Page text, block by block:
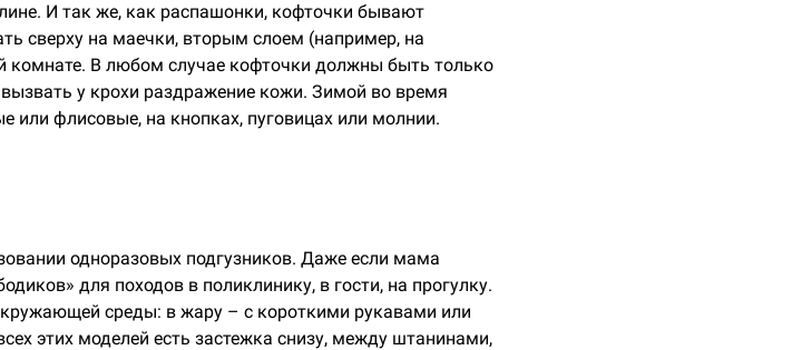
И так же, как распашонки, кофточки бывают
сверху на маечки, вторым слоем (например, на
комнате. В любом случае кофточки должны быть только
у крохи раздражение кожи. Зимой во время
или флисовые, на кнопках, пуговицах или молнии.
одноразовых подгузников. Даже если мама
для походов в поликлинику, в гости, на прогулку.
среды: в жару – с короткими рукавами или
этих моделей есть застежка снизу, между штанинами,